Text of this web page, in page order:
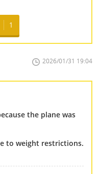
1
2026/01/31 19:04
the plane was
to weight restrictions.